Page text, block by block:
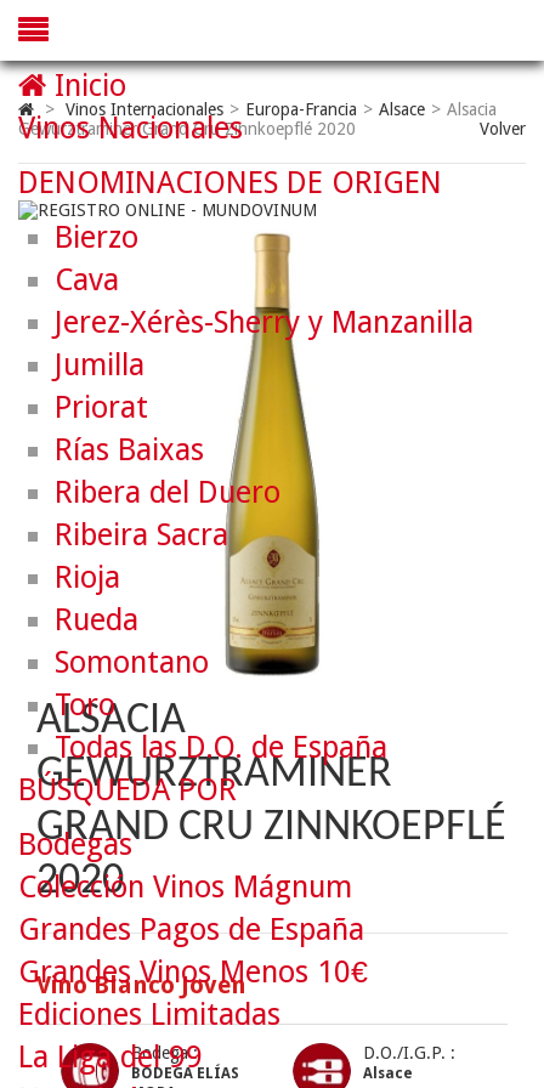
> Vinos Internacionales > Europa-Francia > Alsace > Alsacia
Gewurztraminer Grand Cru Zinnkoepflé 2020
Volver
ALSACIA
GEWURZTRAMINER
GRAND CRU ZINNKOEPFLÉ
2020
Vino Blanco Joven
Bodega :
BODEGA ELÍAS
D.O./I.G.P. :
Alsace
Inicio
Vinos Nacionales
DENOMINACIONES DE ORIGEN
Bierzo
Cava
Jerez-Xérès-Sherry y Manzanilla
Jumilla
Priorat
Rías Baixas
Ribera del Duero
Ribeira Sacra
Rioja
Rueda
Somontano
Toro
Todas las D.O. de España
BÚSQUEDA POR
Bodegas
Colección Vinos Mágnum
Grandes Pagos de España
Grandes Vinos Menos 10€
Ediciones Limitadas
La Liga del 99